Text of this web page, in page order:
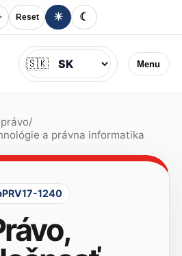
Reset ☀ ☾
Menu
Jazyk
🇸🇰
/
a právna informatika
1240